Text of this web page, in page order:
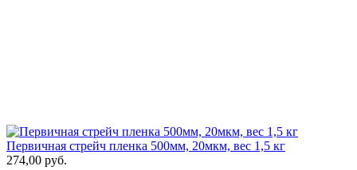
Первичная стрейч пленка 500мм, 20мкм, вес 1,5 кг
274,00 руб.